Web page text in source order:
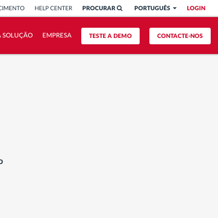
LOGIN
PORTUGUÊS
PROCURAR
HELP CENTER
CONTACTE-NOS
TESTE A DEMO
SOLUÇÃO EMPRESA